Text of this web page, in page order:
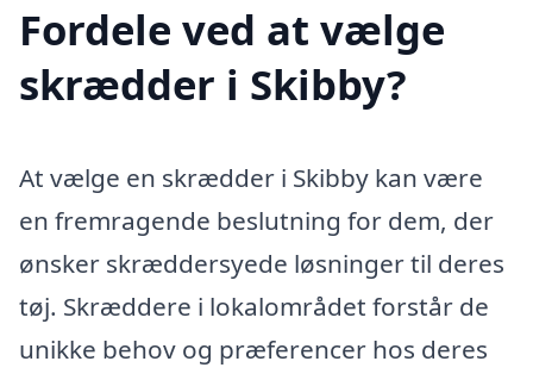
Fordele ved at vælge
skrædder i Skibby?
At vælge en skrædder i Skibby kan være
en fremragende beslutning for dem, der
ønsker skræddersyede løsninger til deres
tøj. Skræddere i lokalområdet forstår de
unikke behov og præferencer hos deres